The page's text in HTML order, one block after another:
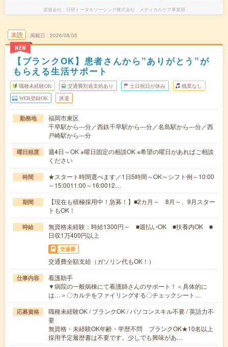
派遣会社 日研トータルソーシング株式会社 メディカルケア事業部
未読
NEW
掲載日 2026/08/05
【ブランクOK】患者さんから”ありがとう”が
もらえる生活サポート
職種未経験OK 交通費別途支給あり 土日祝日が休み 残業なし
WEB登録OK 派遣
勤務地
福岡市東区
千早駅から---分／西鉄千早駅から---分／名島駅から---分／西
戸崎駅から---分
曜日頻度
週4日～OK ※曜日固定の相談OK ※希望の曜日があればご相談
ください
時間
★スタート時間選べます／1日5時間～OK～シフト例～10:00
～15:0011:00～16:0012…
期間
【現在も積極採用中！急募！】■2カ月～ 8月～、9月スター
トもOK！
時給
無資格未経験：時給1300円～ ■週払いOK ■扶養内OK ■
日収1万400円以上
交通費
交通費全額支給（ガソリン代もOK！）
仕事内容
看護助手
▼病院の一般病棟にて看護師さんのサポート！＜具体的に
は…＞〇カルテをファイリングする〇チェックシート…
応募資格
職種未経験OK / ブランクOK / パソコンスキル不要 / 英語力不
要
無資格・未経験OK年齢・学歴不問 ブランクOK★10名以上
採用予定履歴書は不要です。少しでも興味があ…